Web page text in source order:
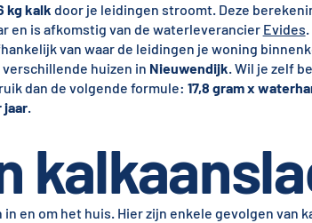
kg kalk door je leidingen stroomt. Deze
en is afkomstig van de waterleverancier Evides
van waar de leidingen je woning
huizen in Nieuwendijk. Wil je zelf
dan de volgende formule: 17,8 gram x
jaar.
en om het huis. Hier zijn enkele gevolgen van